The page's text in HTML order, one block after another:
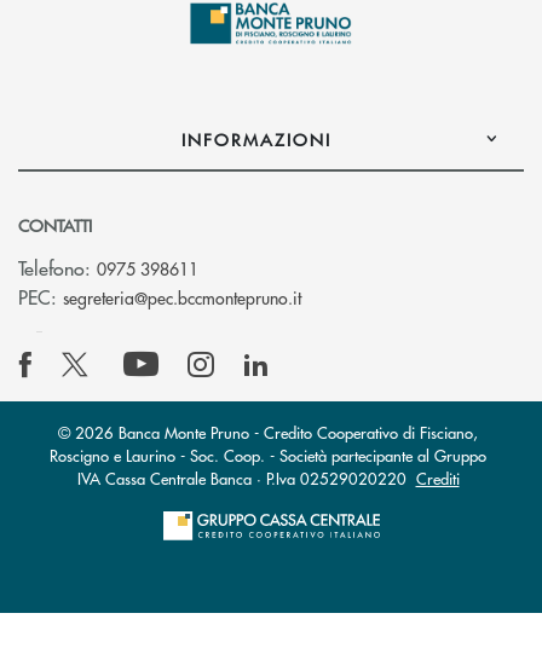
INFORMAZIONI
CONTATTI
Telefono: 0975 398611
PEC: segreteria@pec.bccmontepruno.it(si apre l’app di posta
© 2026 Banca Monte Pruno - Credito Cooperativo di Fisciano,
Roscigno e Laurino - Soc. Coop. - Società partecipante al Gruppo
IVA Cassa Centrale Banca · P.Iva 02529020220 Crediti